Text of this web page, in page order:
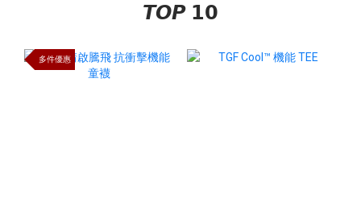
𝙏𝙊𝙋 𝟭𝟬
多件優惠